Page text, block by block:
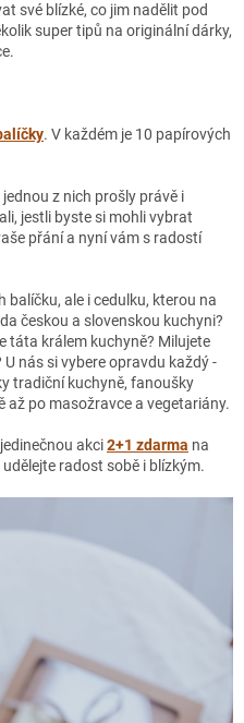
své blízké, co jim nadělit pod
super tipů na originální dárky,
. V každém je 10 papírových
z nich prošly právě i
jestli byste si mohli vybrat
přání a nyní vám s radostí
balíčku, ale i cedulku, kterou na
českou a slovenskou kuchyni?
táta králem kuchyně? Milujete
nás si vybere opravdu každý -
tradiční kuchyně, fanoušky
až po masožravce a vegetariány.
akci2+1 zdarma na
radost sobě i blízkým.